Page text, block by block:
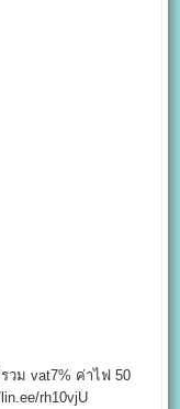
วม vat7% ค่าไฟ 50
rh10vjU